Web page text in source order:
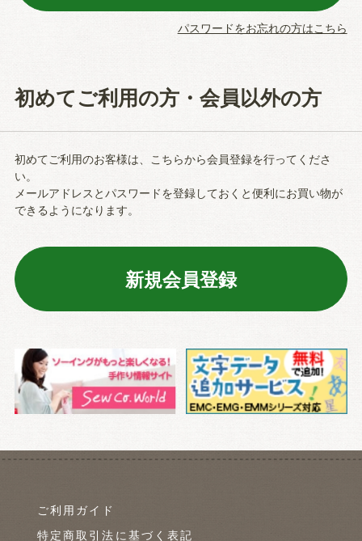
パスワードをお忘れの方はこちら
初めてご利用の方・会員以外の方
初めてご利用のお客様は、こちらから会員登録を行ってくださ
い。
メールアドレスとパスワードを登録しておくと便利にお買い物が
できるようになります。
ご利用ガイド
特定商取引法に基づく表記